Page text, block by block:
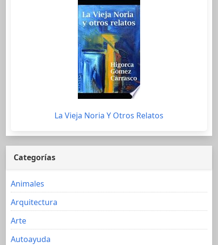
La Vieja Noria Y Otros Relatos
Categorías
Animales
Arquitectura
Arte
Autoayuda